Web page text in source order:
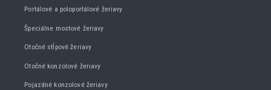
Portálové a poloportálové žeriavy
Špeciálne mostové žeriavy
Otočné stĺpové žeriavy
Otočné konzolové žeriavy
Pojazdné konzolové žeriavy